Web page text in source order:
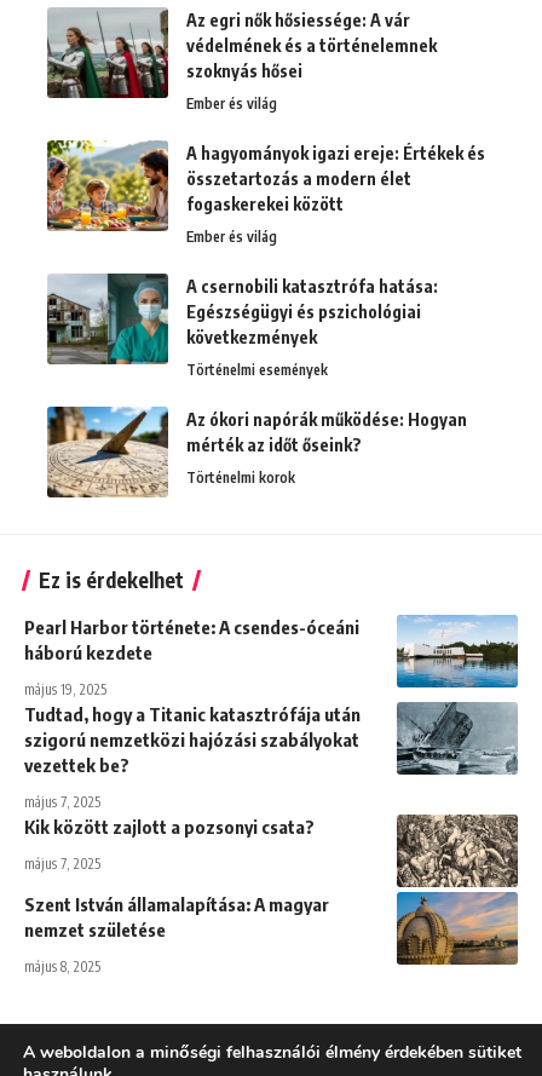
Az egri nők hősiessége: A vár
védelmének és a történelemnek
szoknyás hősei
Ember és világ
A hagyományok igazi ereje: Értékek és
összetartozás a modern élet
fogaskerekei között
Ember és világ
A csernobili katasztrófa hatása:
Egészségügyi és pszichológiai
következmények
Történelmi események
Az ókori napórák működése: Hogyan
mérték az időt őseink?
Történelmi korok
Ez is érdekelhet
Pearl Harbor története: A csendes-óceáni
háború kezdete
május 19, 2025
Tudtad, hogy a Titanic katasztrófája után
szigorú nemzetközi hajózási szabályokat
vezettek be?
május 7, 2025
Kik között zajlott a pozsonyi csata?
május 7, 2025
Szent István államalapítása: A magyar
nemzet születése
május 8, 2025
A weboldalon a minőségi felhasználói élmény érdekében sütiket